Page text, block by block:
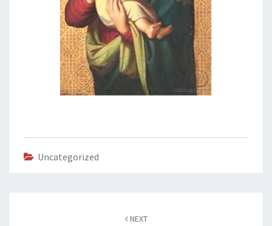
Uncategorized
NEXT